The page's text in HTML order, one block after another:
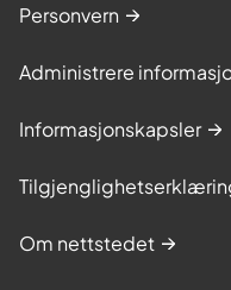
Personvern
Administrere
Informasjonskapsler
Om nettstedet